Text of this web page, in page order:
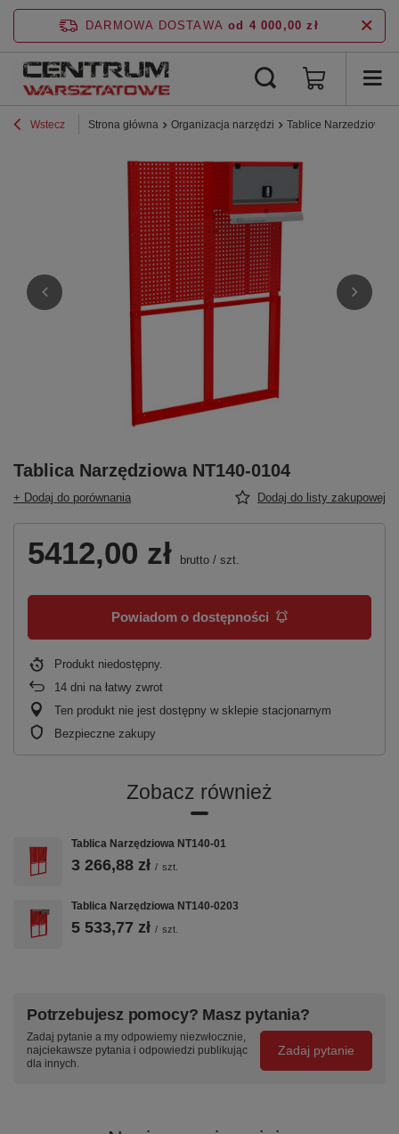
DARMOWA DOSTAWA od 4 000,00 zł
Wstecz Strona główna Organizacja narzędzi Tablice Narzedziowe
Tablica Narzędziowa NT140-0104
+ Dodaj do porównania Dodaj do listy zakupowej
5412,00 zł brutto / szt.
Powiadom o dostępności
Produkt niedostępny
14 dni na łatwy zwrot
Ten produkt nie jest dostępny w sklepie stacjonarnym
Bezpieczne zakupy
Zobacz również
Tablica Narzędziowa NT140-01
3 266,88 zł / szt.
Tablica Narzędziowa NT140-0203
5 533,77 zł / szt.
Potrzebujesz pomocy? Masz pytania?
Zadaj pytanie a my odpowiemy niezwłocznie,
najciekawsze pytania i odpowiedzi publikując
dla innych.
Zadaj pytanie